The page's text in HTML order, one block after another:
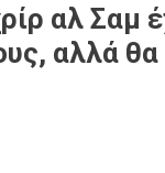
αλ Σαμ
αλλά